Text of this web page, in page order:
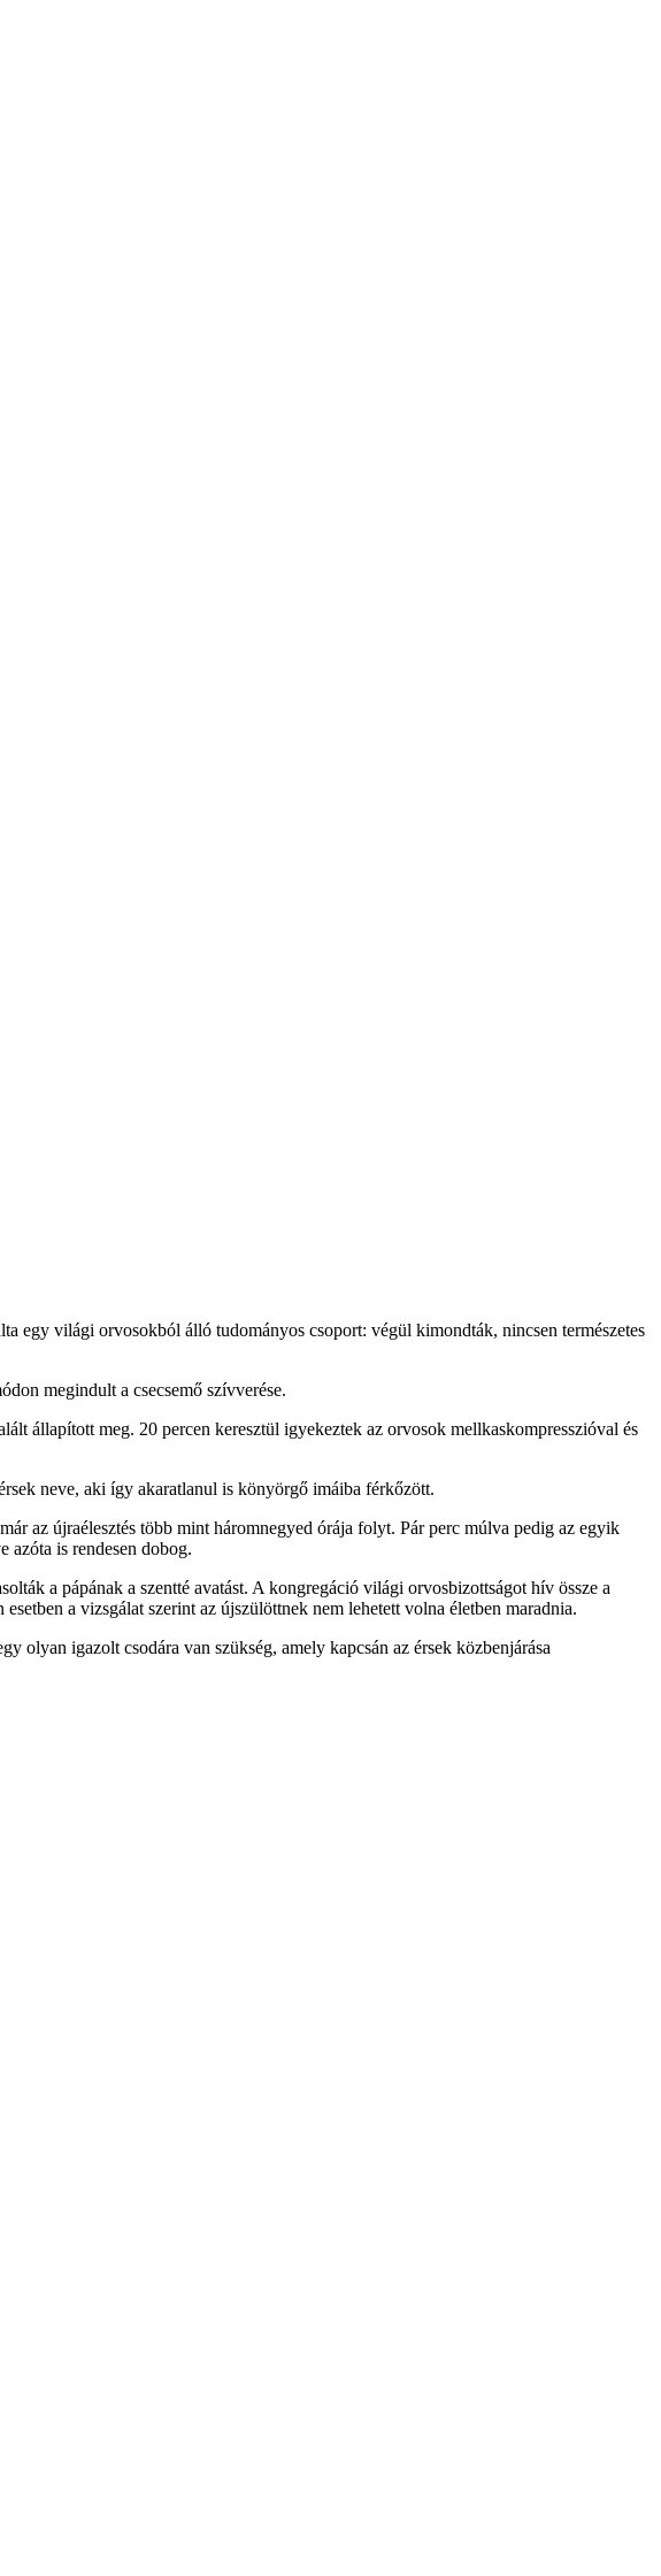
egy világi orvosokból álló tudományos csoport: végül kimondták, nincsen természetes
megindult a csecsemő szívverése.
állapított meg. 20 percen keresztül igyekeztek az orvosok mellkaskompresszióval és
neve, aki így akaratlanul is könyörgő imáiba férkőzött.
az újraélesztés több mint háromnegyed órája folyt. Pár perc múlva pedig az egyik
azóta is rendesen dobog.
a pápának a szentté avatást. A kongregáció világi orvosbizottságot hív össze a
a vizsgálat szerint az újszülöttnek nem lehetett volna életben maradnia.
olyan igazolt csodára van szükség, amely kapcsán az érsek közbenjárása